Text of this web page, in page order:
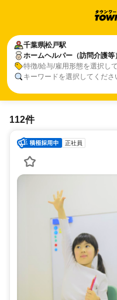
千葉県松戸駅
ホームヘルパー（訪問介護等）
特徴/給与/雇用形態を選択し
キーワードを選択してくださ
112件
正社員